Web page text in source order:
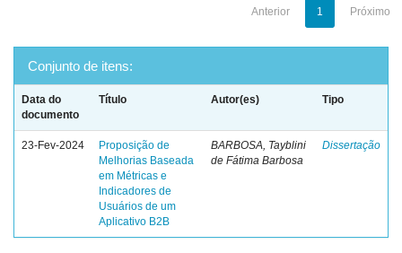
Anterior 1 Próximo
Conjunto de itens:
Data do
documento
Título Autor(es) Tipo
23-Fev-2024
Proposição de
Melhorias Baseada
em Métricas e
Indicadores de
Usuários de um
Aplicativo B2B
BARBOSA, Tayblini
de Fátima Barbosa
Dissertação